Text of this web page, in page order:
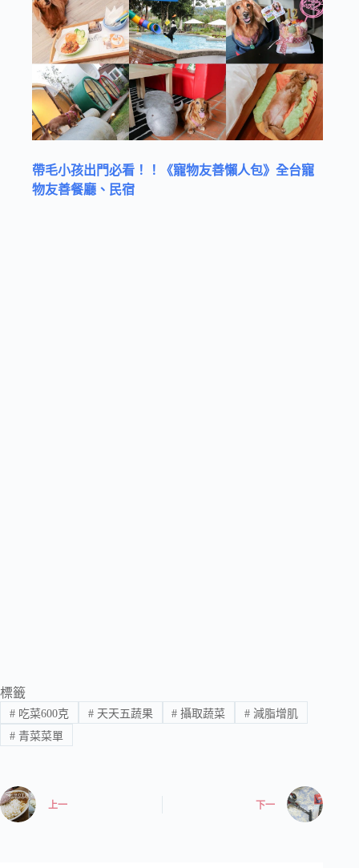
帶毛小孩出門必看！！《寵物友善懶人包》全台寵
物友善餐廳、民宿
標籤
#吃菜600克 #天天五蔬果 # 攝取蔬菜 # 減脂增肌
#青菜菜單
上一 下一